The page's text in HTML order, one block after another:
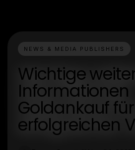
NEWS & MEDIA PUBLISHERS
Wichtige
Informationen
Goldankauf
erfolgreichen